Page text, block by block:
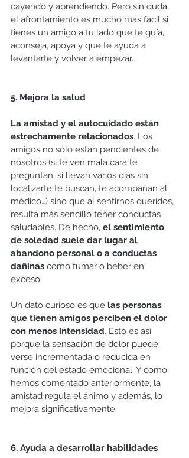
cayendo y aprendiendo. Pero sin duda,
el afrontamiento es mucho más fácil si
tienes un amigo a tu lado que te guía,
aconseja, apoya y que te ayuda a
levantarte y volver a empezar.
5. Mejora la salud
La amistad y el autocuidado están
estrechamente relacionados. Los
amigos no sólo están pendientes de
nosotros (si te ven mala cara te
preguntan, si llevan varios días sin
localizarte te buscan, te acompañan al
médico…) sino que al sentirnos queridos,
resulta más sencillo tener conductas
saludables. De hecho, el sentimiento
de soledad suele dar lugar al
abandono personal o a conductas
dañinas como fumar o beber en
exceso.
Un dato curioso es que las personas
que tienen amigos perciben el dolor
con menos intensidad. Esto es así
porque la sensación de dolor puede
verse incrementada o reducida en
función del estado emocional. Y como
hemos comentado anteriormente, la
amistad regula el ánimo y además, lo
mejora significativamente.
6. Ayuda a desarrollar habilidades